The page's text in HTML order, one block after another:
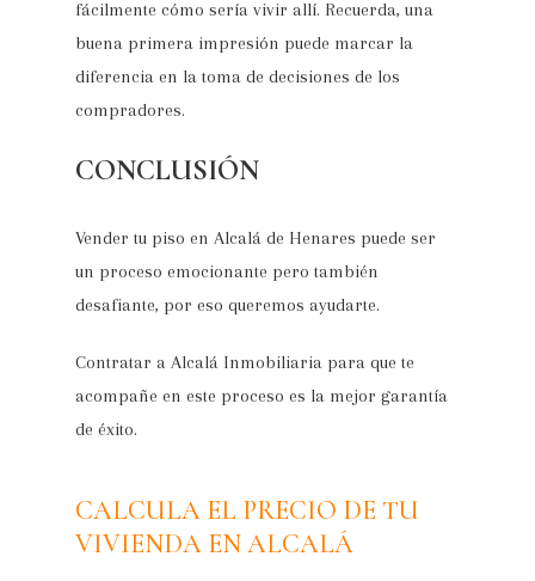
fácilmente cómo sería vivir allí. Recuerda, una
buena primera impresión puede marcar la
diferencia en la toma de decisiones de los
compradores.
CONCLUSIÓN
Vender tu piso en Alcalá de Henares puede ser
un proceso emocionante pero también
desafiante, por eso queremos ayudarte.
Contratar a Alcalá Inmobiliaria para que te
acompañe en este proceso es la mejor garantía
de éxito.
CALCULA EL PRECIO DE TU
VIVIENDA EN ALCALÁ